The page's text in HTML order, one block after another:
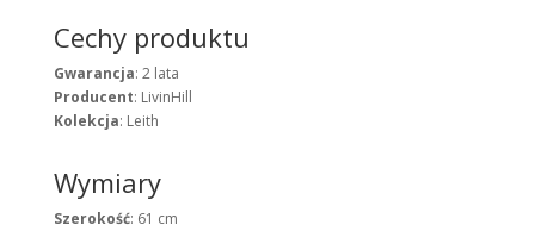
Cechy produktu
Gwarancja: 2 lata
Producent: LivinHill
Kolekcja: Leith
Wymiary
Szerokość: 61 cm